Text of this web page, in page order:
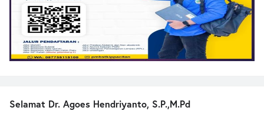
Selamat Dr. Agoes Hendriyanto, S.P.,M.Pd